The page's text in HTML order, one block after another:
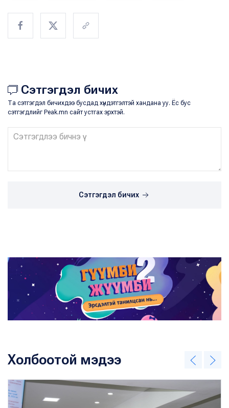
Сэтгэгдэл бичих
Та сэтгэгдэл бичихдээ бусдад хүндэтгэлтэй хандана уу. Ёс бус
сэтгэгдлийг Peak.mn сайт устгах эрхтэй.
Сэтгэгдэл бичих
Холбоотой мэдээ